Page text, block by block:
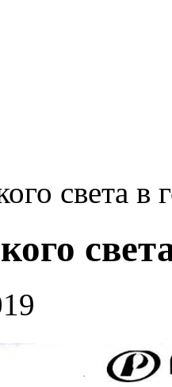
света в